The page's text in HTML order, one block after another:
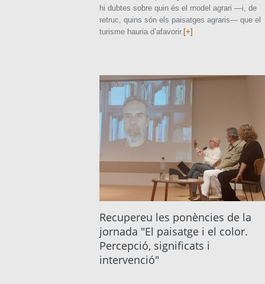
hi dubtes sobre quin és el model agrari —i, de
retruc, quins són els paisatges agraris— que el
turisme hauria d’afavorir. [+]
Recupereu les ponències de la
jornada "El paisatge i el color.
Percepció, significats i
intervenció"